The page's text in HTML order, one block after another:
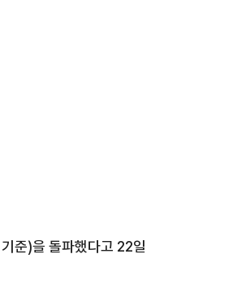
기준)을 돌파했다고 22일